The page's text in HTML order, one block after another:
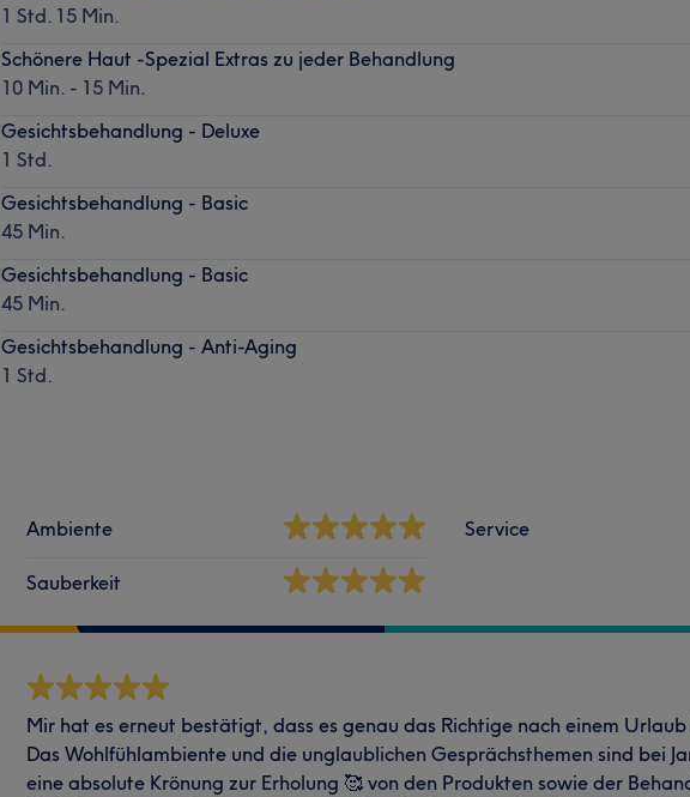
1 Std. 15 Min.
Schönere Haut -Spezial Extras zu jeder Behandlung
10 Min. - 15 Min.
Gesichtsbehandlung - Deluxe
1 Std.
Gesichtsbehandlung - Basic
45 Min.
Gesichtsbehandlung - Basic
45 Min.
Gesichtsbehandlung - Anti-Aging
1 Std.
Ambiente
Sauberkeit
Service
Mir hat es erneut bestätigt, dass es genau das Richtige nach einem Urlaub
Das Wohlfühlambiente und die unglaublichen Gesprächsthemen sind bei
eine absolute Krönung zur Erholung 🥰 von den Produkten sowie der